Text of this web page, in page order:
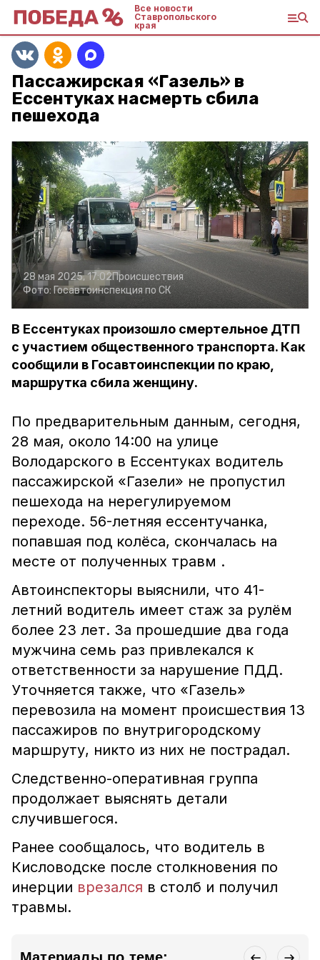
Все новости
Ставропольского
края
Пассажирская «Газель» в
Ессентуках насмерть сбила
пешехода
28 мая 2025, 17:02Происшествия
Фото: Госавтоинспекция по СК
В Ессентуках произошло смертельное ДТП
с участием общественного транспорта. Как
сообщили в Госавтоинспекции по краю,
маршрутка сбила женщину.
По предварительным данным, сегодня,
28 мая, около 14:00 на улице
Володарского в Ессентуках водитель
пассажирской «Газели» не пропустил
пешехода на нерегулируемом
переходе. 56-летняя ессентучанка,
попавшая под колёса, скончалась на
месте от полученных травм .
Автоинспекторы выяснили, что 41-
летний водитель имеет стаж за рулём
более 23 лет. За прошедшие два года
мужчина семь раз привлекался к
ответственности за нарушение ПДД.
Уточняется также, что «Газель»
перевозила на момент происшествия 13
пассажиров по внутригородскому
маршруту, никто из них не пострадал.
Следственно-оперативная группа
продолжает выяснять детали
случившегося.
Ранее сообщалось, что водитель в
Кисловодске после столкновения по
инерции врезался в столб и получил
травмы.